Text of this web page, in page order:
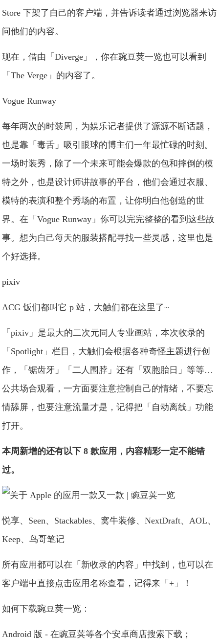
Store 下架了自己的客户端，并告诉读者通过浏览器来访
问他们的内容。
现在，借由「Diverge」，你在豌豆荚一览也可以看到
「The Verge」的内容了。
Vogue Runway
每年两次的时装周，为娱乐记者提供了源源不断话题，
也是靠「毒舌」吸引眼球的博主们一年最忙碌的时刻。
一场时装秀，除了一个未来可能会爆款的包和摔倒的模
特之外，也是设计师讲故事的平台，他们会通过衣服、
模特的表演和整个秀场的布置，让你明白他创造的世
界。在「Vogue Runway」你可以完完整整的看到这些故
事。想为自己每天的服装搭配寻找一些灵感，这里也是
个好选择。
pixiv
ACG 饭们都叫它 p 站，大触们都在这里了~
「pixiv」是最大的二次元同人专业画站，本次收录的
「Spotlight」栏目，大触们会根据各种奇怪主题进行创
作，「锯齿牙」「二人围脖」还有「双胞胎日」等等…
公共场合观看，一方面要注意控制自己的情绪，不要忘
情舔屏，也要注意流量才是，记得把「自动离线」功能
打开。
本周新增的还有以下 8 款应用，内容精彩一定不能错
过。
悦享、Seen、Stackables、窝牛装修、NextDraft、AOL、
Keep、鸟哥笔记
所有应用都可以在「新收录的内容」中找到，也可以在
客户端中直接点击应用名称查看，记得来「+」！
如何下载豌豆荚一览：
Android 版 - 在豌豆荚等各个安卓商店搜索下载；